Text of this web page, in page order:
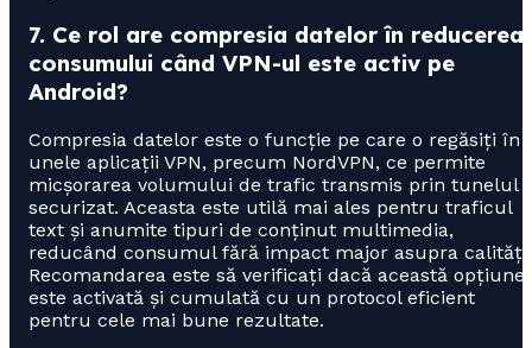
7. Ce rol are compresia datelor în reducerea
consumului când VPN-ul este activ pe
Android?
Compresia datelor este o funcție pe care o regăsiți în
unele aplicații VPN, precum NordVPN, ce permite
micșorarea volumului de trafic transmis prin tunelul
securizat. Aceasta este utilă mai ales pentru traficul
text și anumite tipuri de conținut multimedia,
reducând consumul fără impact major asupra
Recomandarea este să verificați dacă această opțiune
este activată și cumulată cu un protocol eficient
pentru cele mai bune rezultate.